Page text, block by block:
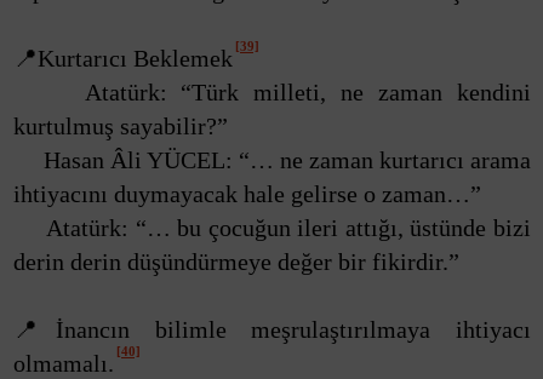
📍Kurtarıcı Beklemek [39]
Atatürk: “Türk milleti, ne zaman kendini
kurtulmuş sayabilir?”
Hasan Âli YÜCEL: “… ne zaman kurtarıcı arama
ihtiyacını duymayacak hale gelirse o zaman…”
Atatürk: “… bu çocuğun ileri attığı, üstünde bizi
derin derin düşündürmeye değer bir fikirdir.”
📍İnancın bilimle meşrulaştırılmaya ihtiyacı
olmamalı. [40]